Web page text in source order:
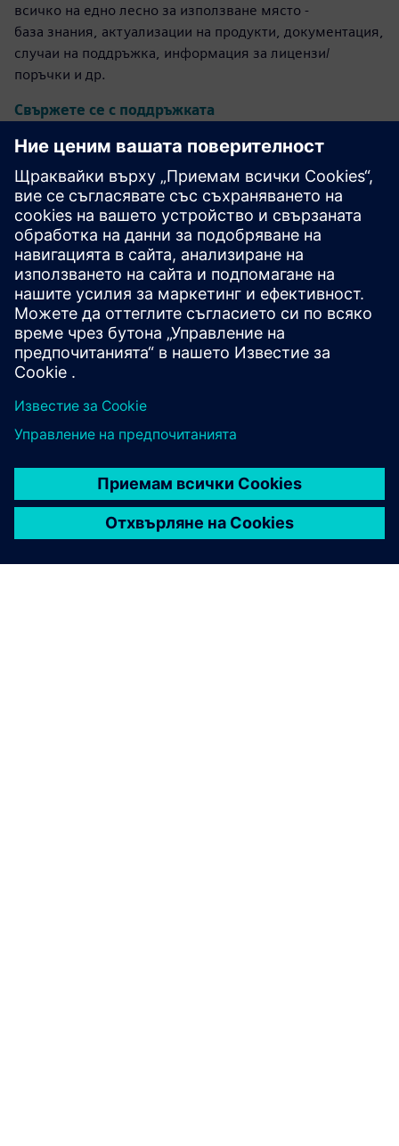
всичко на едно лесно за използване място -
база знания, актуализации на продукти, документация,
случаи на поддръжка, информация за лицензи/
поръчки и др.
Свържете се с поддръжката
Дизайн и производство на
калибър IC
Пакетът инструменти Calibre осигурява точна,
ефективна, цялостна проверка и оптимизация на IC
във всички възли на процеса и стилове на дизайн, като
същевременно свежда до минимум използването на
ресурси и графиците за изрязване.
Учете се от експерти